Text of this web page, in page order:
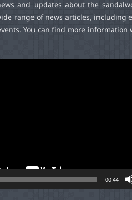
and updates about the
range of news articles, including
You can find more information
00:44